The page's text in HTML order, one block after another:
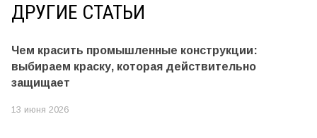
ДРУГИЕ СТАТЬИ
Чем красить промышленные конструкции:
выбираем краску, которая действительно
защищает
13 июня 2026